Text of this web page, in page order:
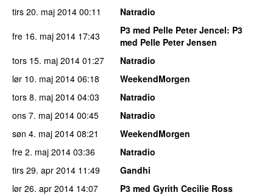
tirs 20. maj 2014 00:11
Natradio
fre 16. maj 2014 17:43 P3 med Pelle Peter Jencel: P3
med Pelle Peter Jensen
tors 15. maj 2014 01:27
Natradio
lør 10. maj 2014 06:18
WeekendMorgen
tors 8. maj 2014 04:03
Natradio
ons 7. maj 2014 00:45
Natradio
søn 4. maj 2014 08:21
WeekendMorgen
fre 2. maj 2014 03:36
Natradio
tirs 29. apr 2014 11:49
Gandhi
lør 26. apr 2014 14:07
P3 med Gyrith Cecilie Ross